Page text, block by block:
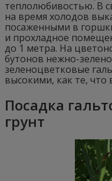
теплолюбивостью. В
на время холодов
посаженными в
и прохладное
до 1 метра. На
бутонов нежно-
зеленоцветковые
высокими, как те,
Посадка
грунт